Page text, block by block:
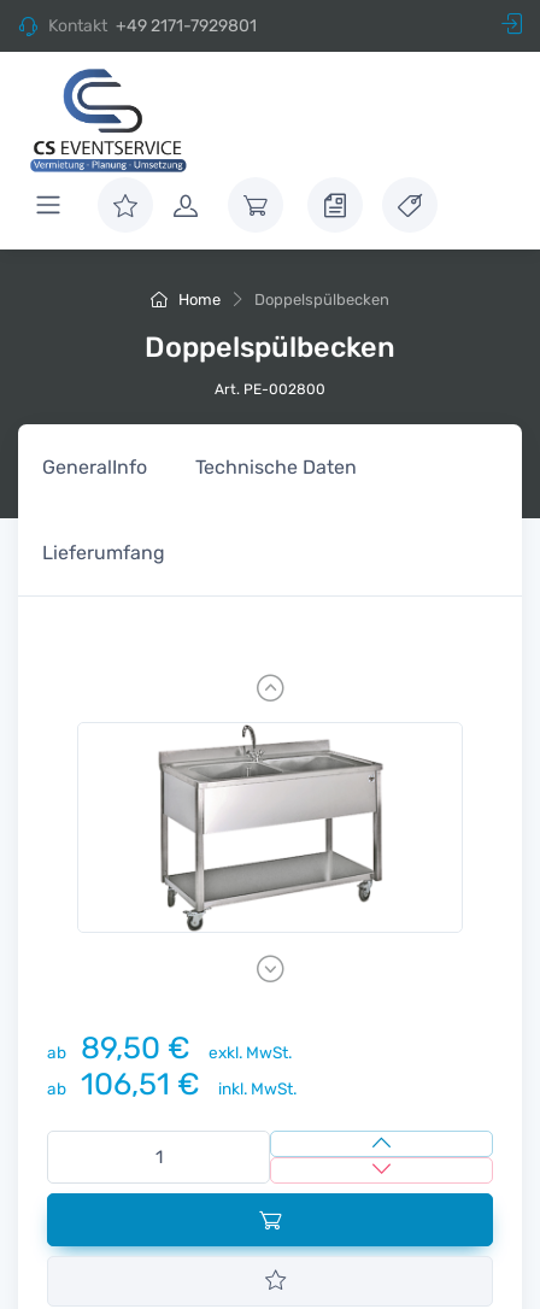
Kontakt +49 2171-7929801
Home Doppelspülbecken
Doppelspülbecken
Art. PE-002800
GeneralInfo Technische Daten
Lieferumfang
Previous
Next
ab 89,50 €
exkl. MwSt.
ab
106,51 € inkl. MwSt.